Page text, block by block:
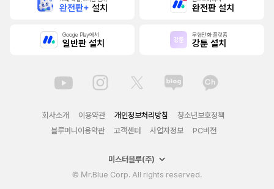
완전판+ 설치 완전판 설치
Google Play에서
일반판 설치
무협만화 플랫폼
강툰 설치
회사소개 이용약관 개인정보처리방침
청소년보호정책
블루머니이용약관
고객센터 사업자정보 PC버전
미스터블루(주)
© Mr.Blue Corp. All rights reserved.